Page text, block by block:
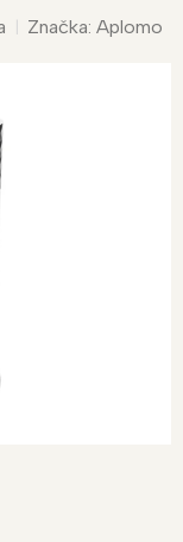
Značka: Aplomo